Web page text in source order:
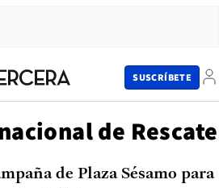
SUSCRÍBETE
de Rescate
de Plaza Sésamo para